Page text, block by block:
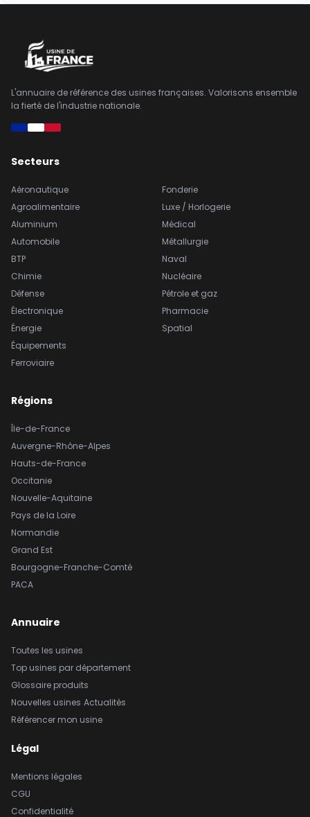
L'annuaire de référence des usines françaises. Valorisons ensemble
la fierté de l'industrie nationale.
Secteurs
Aéronautique
Agroalimentaire
Aluminium
Automobile
BTP
Chimie
Défense
Électronique
Énergie
Équipements
Ferroviaire
Fonderie
Luxe / Horlogerie
Médical
Métallurgie
Naval
Nucléaire
Pétrole et gaz
Pharmacie
Spatial
Régions
Île-de-France
Auvergne-Rhône-Alpes
Hauts-de-France
Occitanie
Nouvelle-Aquitaine
Pays de la Loire
Normandie
Grand Est
Bourgogne-Franche-Comté
PACA
Annuaire
Toutes les usines
Top usines par département
Glossaire produits
Nouvelles usines Actualités
Référencer mon usine
Légal
Mentions légales
CGU
Confidentialité